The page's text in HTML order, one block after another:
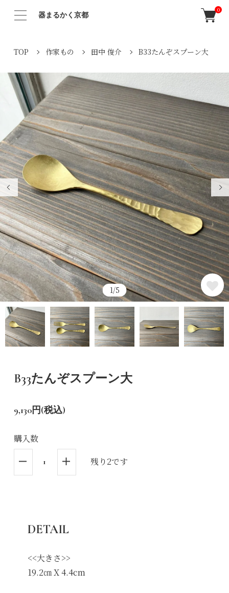
器まるかく京都
0
TOP 作家もの 田中 俊介 B33たんぞスプーン大
1/5
B33たんぞスプーン大
9,130円(税込)
購入数
残り2です
DETAIL
<<大きさ>>
19.2㎝ X 4.4cm